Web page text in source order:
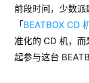
前段时间，少数
「 BEATBOX CD
准化的 CD 机，
起参与这台